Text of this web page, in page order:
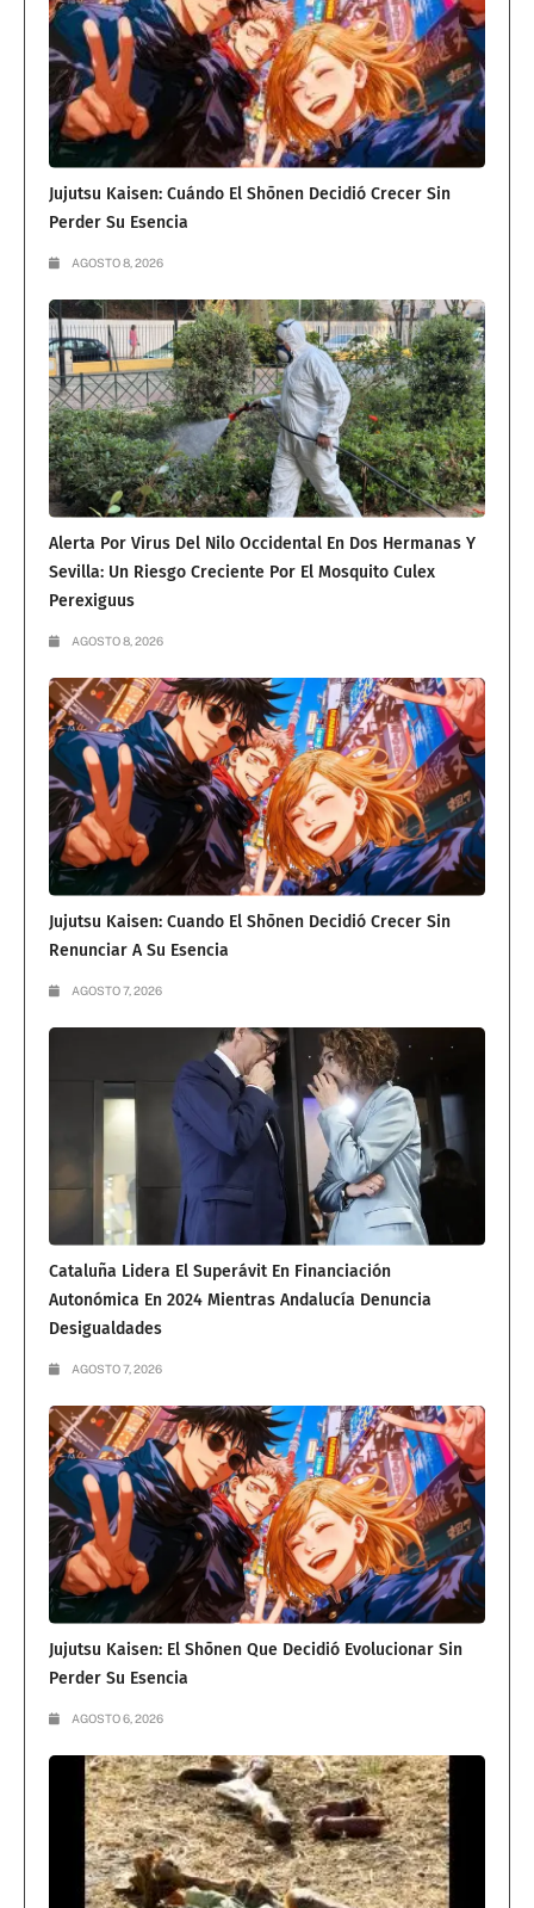
Jujutsu Kaisen: Cuándo El Shōnen Decidió Crecer Sin
Perder Su Esencia
AGOSTO 8, 2026
Alerta Por Virus Del Nilo Occidental En Dos Hermanas Y
Sevilla: Un Riesgo Creciente Por El Mosquito Culex
Perexiguus
AGOSTO 8, 2026
Jujutsu Kaisen: Cuando El Shōnen Decidió Crecer Sin
Renunciar A Su Esencia
AGOSTO 7, 2026
Cataluña Lidera El Superávit En Financiación
Autonómica En 2024 Mientras Andalucía Denuncia
Desigualdades
AGOSTO 7, 2026
Jujutsu Kaisen: El Shōnen Que Decidió Evolucionar Sin
Perder Su Esencia
AGOSTO 6, 2026